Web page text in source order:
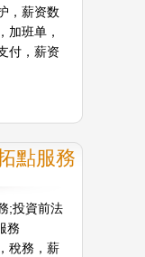
，薪资数
加班单，
付，薪资
點服務
;投資前法
務
稅務，薪